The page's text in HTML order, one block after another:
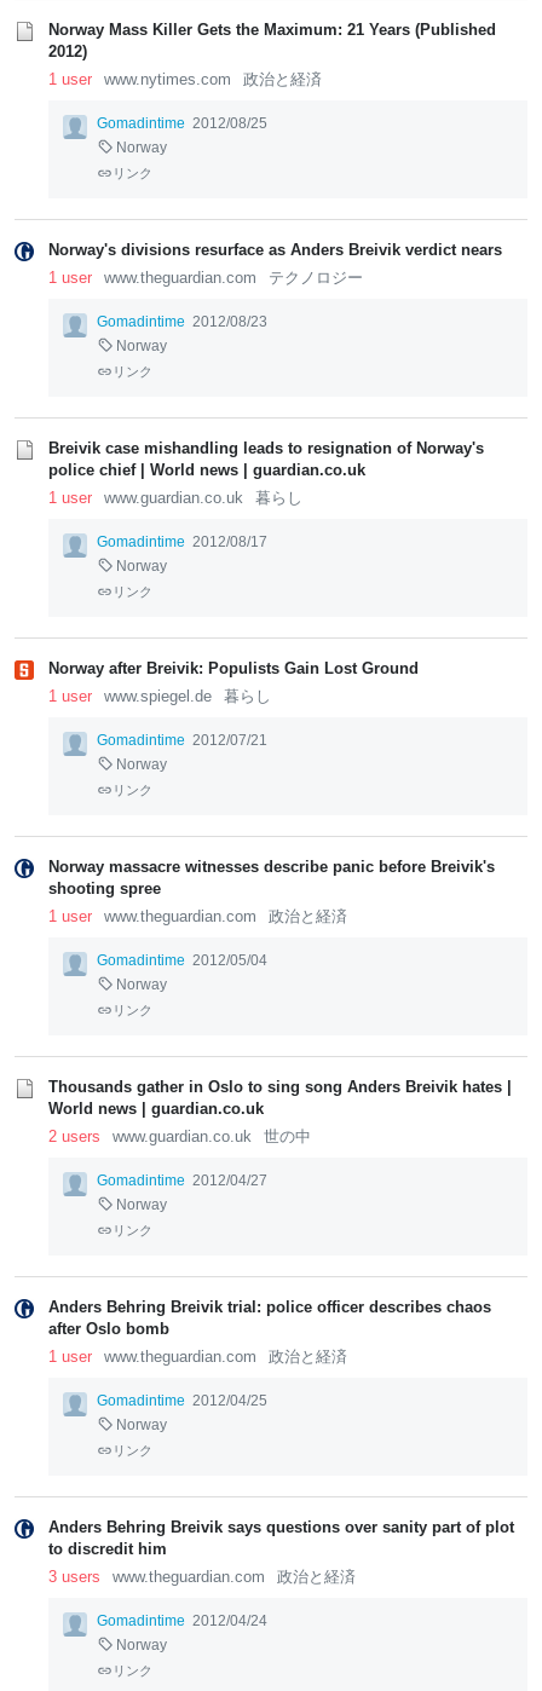
Norway Mass Killer Gets the Maximum: 21 Years (Published
2012)
1 user
www.nytimes.com 政治と経済
Gomadintime 2012/08/25
Norway
リンク
Norway's divisions resurface as Anders Breivik verdict nears
1 user
www.theguardian.com テクノロジー
Gomadintime 2012/08/23
Norway
リンク
Breivik case mishandling leads to resignation of Norway's
police chief | World news | guardian.co.uk
1 user
www.guardian.co.uk 暮らし
Gomadintime 2012/08/17
Norway
リンク
Norway after Breivik: Populists Gain Lost Ground
1 user
www.spiegel.de 暮らし
Gomadintime 2012/07/21
Norway
リンク
Norway massacre witnesses describe panic before Breivik's
shooting spree
1 user
www.theguardian.com 政治と経済
Gomadintime 2012/05/04
Norway
リンク
Thousands gather in Oslo to sing song Anders Breivik hates |
World news | guardian.co.uk
2 users
www.guardian.co.uk 世の中
Gomadintime 2012/04/27
Norway
リンク
Anders Behring Breivik trial: police officer describes chaos
after Oslo bomb
1 user
www.theguardian.com 政治と経済
Gomadintime 2012/04/25
Norway
リンク
Anders Behring Breivik says questions over sanity part of plot
to discredit him
3 users
www.theguardian.com 政治と経済
Gomadintime 2012/04/24
Norway
リンク